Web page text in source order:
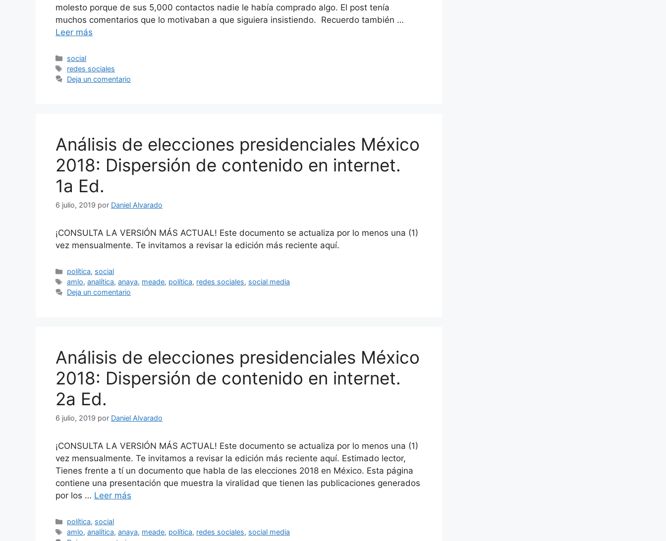
molesto porque de sus 5,000 contactos nadie le había comprado algo. El post tenía
muchos comentarios que lo motivaban a que siguiera insistiendo. Recuerdo también …
Leer más
Categorías
social
Etiquetas
redes sociales
Deja un comentario
Análisis de elecciones presidenciales México
2018: Dispersión de contenido en internet.
1a Ed.
6 julio, 2019 por Daniel Alvarado
¡CONSULTA LA VERSIÓN MÁS ACTUAL! Este documento se actualiza por lo menos una (1)
vez mensualmente. Te invitamos a revisar la edición más reciente aquí.
Categorías
política, social
Etiquetas
amlo,analítica,anaya, meade, política, redes sociales, social media
Deja un comentario
Análisis de elecciones presidenciales México
2018: Dispersión de contenido en internet.
2a Ed.
6 julio, 2019 por Daniel Alvarado
¡CONSULTA LA VERSIÓN MÁS ACTUAL! Este documento se actualiza por lo menos una (1)
vez mensualmente. Te invitamos a revisar la edición más reciente aquí. Estimado lector,
Tienes frente a tí un documento que habla de las elecciones 2018 en México. Esta página
contiene una presentación que muestra la viralidad que tienen las publicaciones generados
por los … Leer más
Categorías
política, social
Etiquetas
amlo,analítica,anaya, meade, política, redes sociales, social media